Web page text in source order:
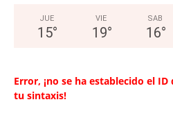
JUE
15°
VIE
19°
SAB
16°
Error, ¡no se ha establecido el
tu sintaxis!